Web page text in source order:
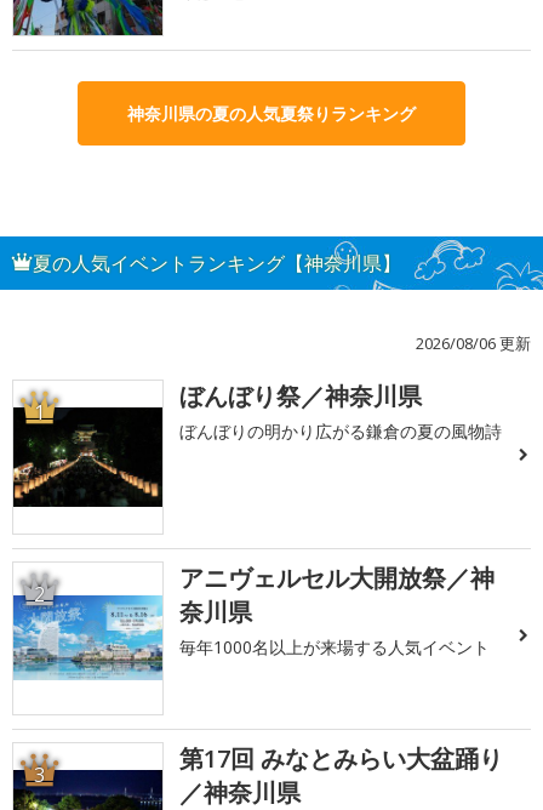
神奈川県の夏の人気夏祭りランキング
夏の人気イベントランキング【神奈川県】
2026/08/06 更新
1 ぼんぼり祭／神奈川県
ぼんぼりの明かり広がる鎌倉の夏の風物詩
2
アニヴェルセル大開放祭／神
奈川県
毎年1000名以上が来場する人気イベント
3
第17回 みなとみらい大盆踊り
／神奈川県